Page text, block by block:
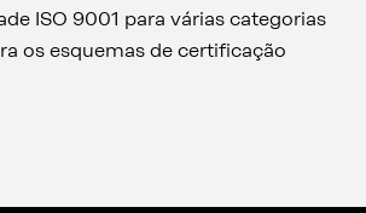
ISO 9001 para várias categorias
os esquemas de certificação